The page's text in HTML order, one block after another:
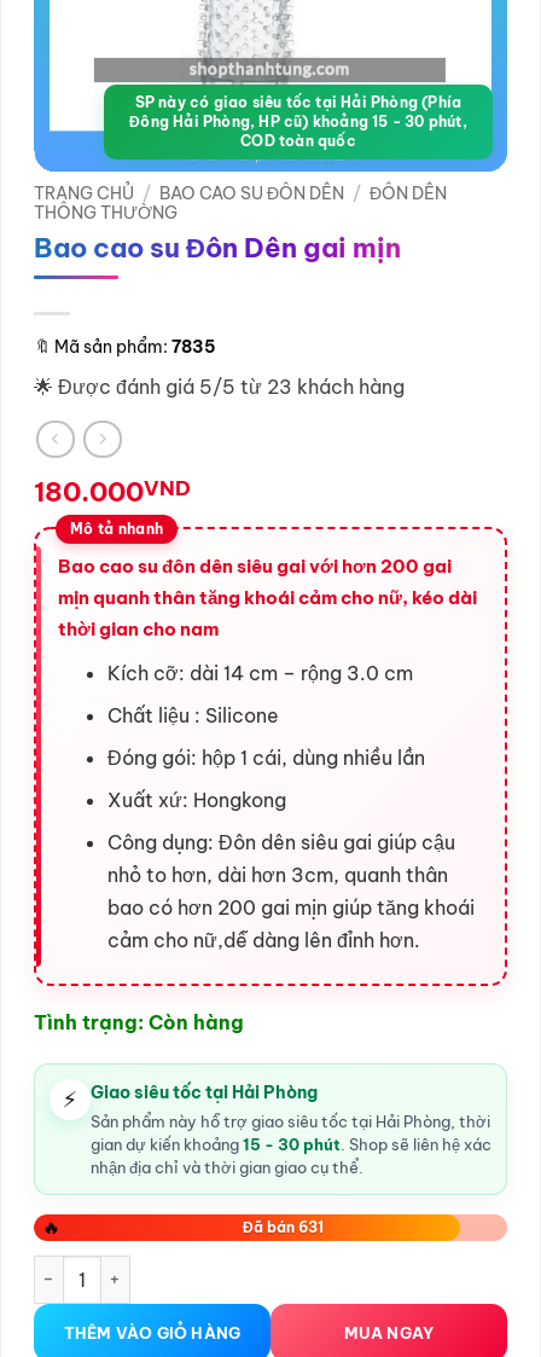
SP này có giao siêu tốc tại Hải Phòng (Phía
Đông Hải Phòng, HP cũ) khoảng 15 - 30 phút,
COD toàn quốc
TRANG CHỦ / BAO CAO SU ĐÔN DÊN / ĐÔN DÊN
THÔNG THƯỜNG
Bao cao su Đôn Dên gai mịn
🔖 Mã sản phẩm: 7835
🌟 Được đánh giá 5/5 từ 23 khách hàng
180.000VND
Bao cao su đôn dên siêu gai với hơn 200 gai
mịn quanh thân tăng khoái cảm cho nữ, kéo dài
thời gian cho nam
Kích cỡ: dài 14 cm – rộng 3.0 cm
Chất liệu : Silicone
Đóng gói: hộp 1 cái, dùng nhiều lần
Xuất xứ: Hongkong
Công dụng: Đôn dên siêu gai giúp cậu
nhỏ to hơn, dài hơn 3cm, quanh thân
bao có hơn 200 gai mịn giúp tăng khoái
cảm cho nữ,dễ dàng lên đỉnh hơn.
Tình trạng: Còn hàng
⚡ Giao siêu tốc tại Hải Phòng
Sản phẩm này hỗ trợ giao siêu tốc tại Hải Phòng, thời
gian dự kiến khoảng15 - 30 phút . Shop sẽ liên hệ xác
nhận địa chỉ và thời gian giao cụ thể.
🔥 Đã bán 631
Bao cao su Đôn Dên gai mịn số lượng
THÊM VÀO GIỎ HÀNG MUA NGAY